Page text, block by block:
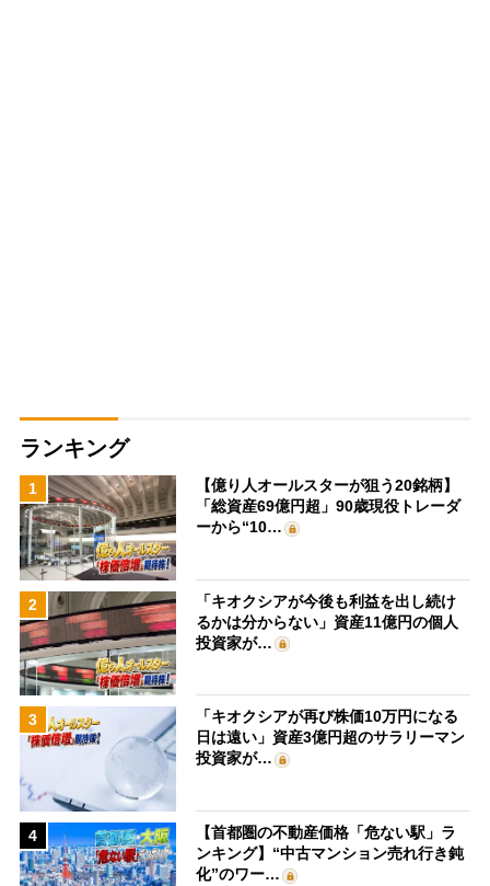
ランキング
1
【億り人オールスターが狙う20銘柄】
「総資産69億円超」90歳現役トレーダ
ーから“10…
2
「キオクシアが今後も利益を出し続け
るかは分からない」資産11億円の個人
投資家が…
3
「キオクシアが再び株価10万円になる
日は遠い」資産3億円超のサラリーマン
投資家が…
4
【首都圏の不動産価格「危ない駅」ラ
ンキング】“中古マンション売れ行き鈍
化”のワー…